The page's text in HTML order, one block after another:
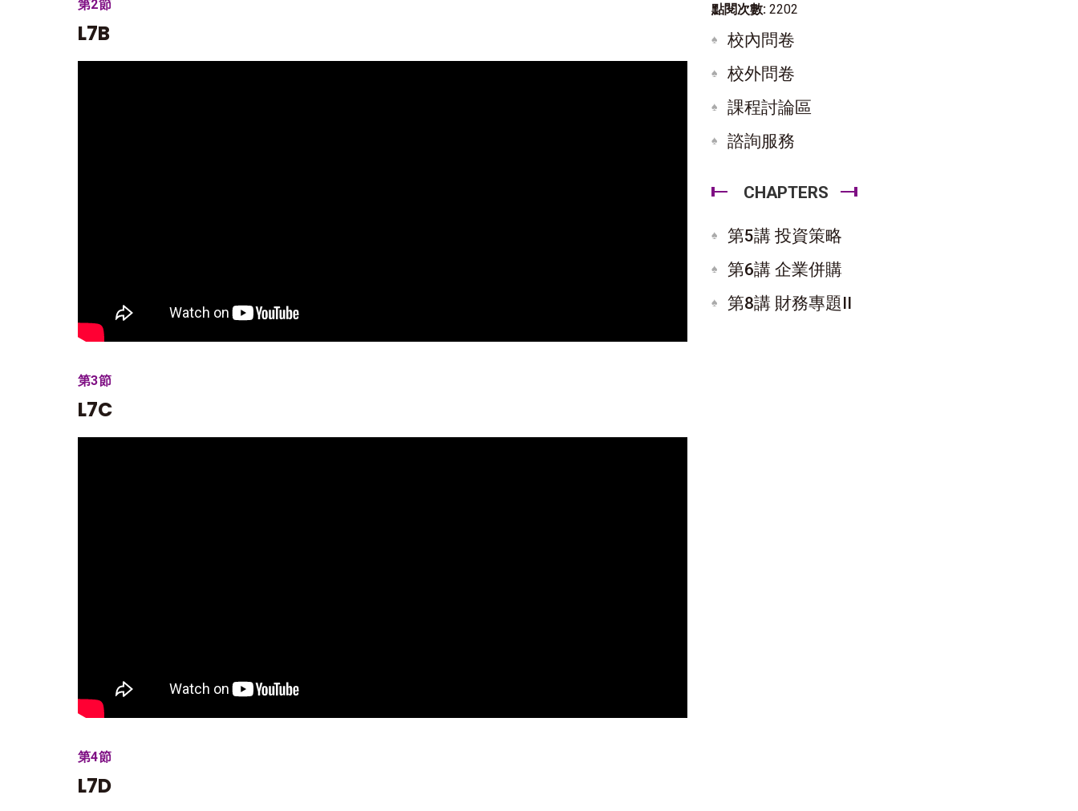
第2節
L7B
第3節
L7C
第4節
L7D
點閱次數: 2202
校內問卷
校外問卷
課程討論區
諮詢服務
CHAPTERS
第5講 投資策略
第6講 企業併購
第8講 財務專題II